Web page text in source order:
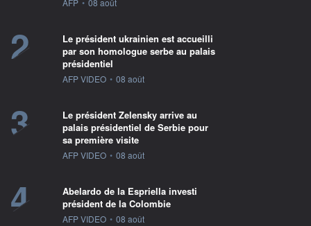
AFP • 08 août
2
Le président ukrainien est accueilli
par son homologue serbe au palais
présidentiel
information fournie par
AFP VIDEO • 08 août
3
Le président Zelensky arrive au
palais présidentiel de Serbie pour
sa première visite
information fournie par
AFP VIDEO • 08 août
4
Abelardo de la Espriella investi
président de la Colombie
information fournie par
AFP VIDEO • 08 août